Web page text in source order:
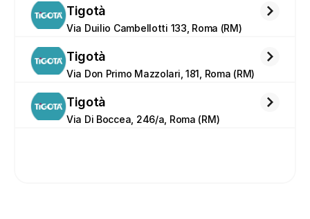
Tigotà
Via Duilio Cambellotti 133, Roma (RM)
Tigotà
Via Don Primo Mazzolari, 181, Roma (RM)
Tigotà
Via Di Boccea, 246/a, Roma (RM)